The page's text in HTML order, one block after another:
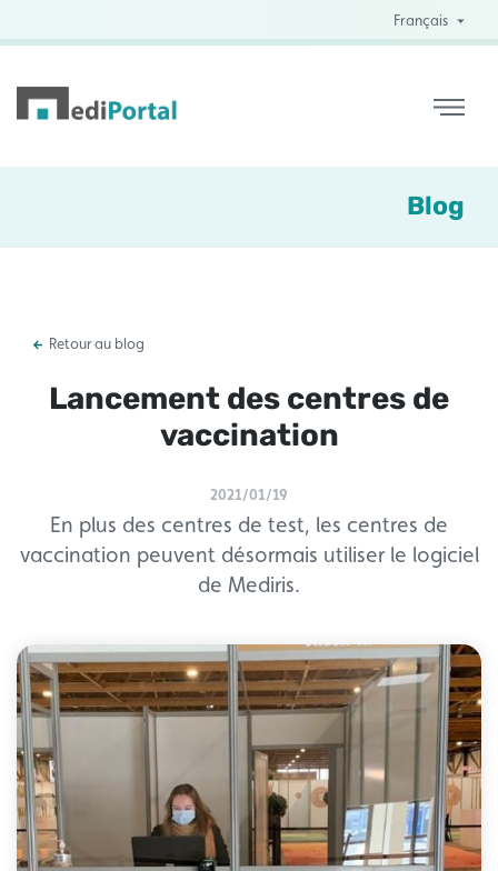
Français
Blog
Retour au blog
Lancement des centres de
vaccination
2021/01/19
En plus des centres de test, les centres de
vaccination peuvent désormais utiliser le logiciel
de Mediris.